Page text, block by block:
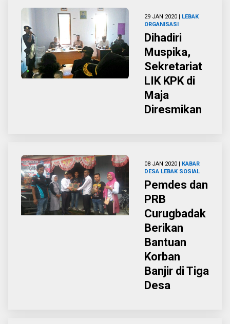
29 JAN 2020 | LEBAK
ORGANISASI
Dihadiri
Muspika,
Sekretariat
LIK KPK di
Maja
Diresmikan
08 JAN 2020 | KABAR
DESA LEBAK SOSIAL
Pemdes dan
PRB
Curugbadak
Berikan
Bantuan
Korban
Banjir di Tiga
Desa